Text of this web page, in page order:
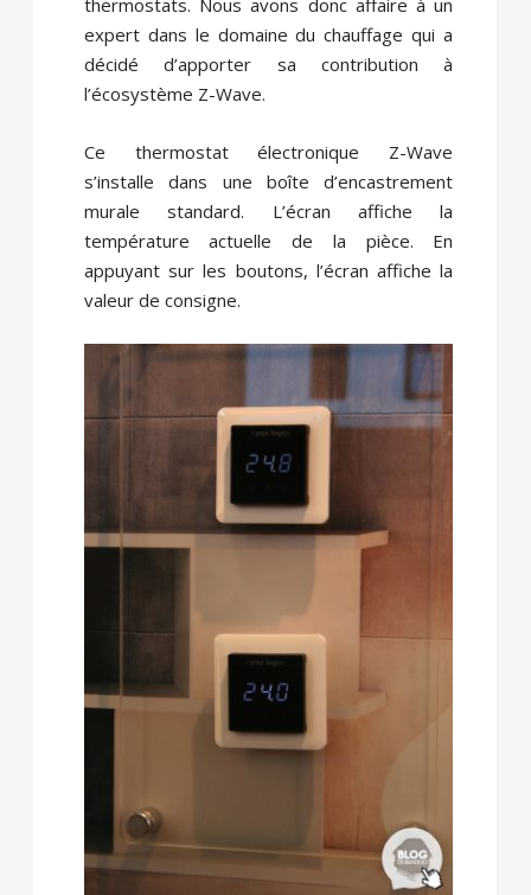
thermostats. Nous avons donc affaire à un
expert dans le domaine du chauffage qui a
décidé d’apporter sa contribution à
l’écosystème Z-Wave.
Ce thermostat électronique Z-Wave
s’installe dans une boîte d’encastrement
murale standard. L’écran affiche la
température actuelle de la pièce. En
appuyant sur les boutons, l’écran affiche la
valeur de consigne.